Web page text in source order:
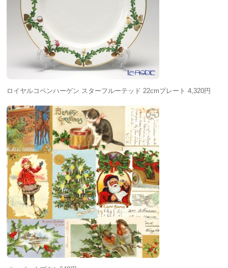
ロイヤルコペンハーゲン スターフルーテッド 22cmプレート 4,320円